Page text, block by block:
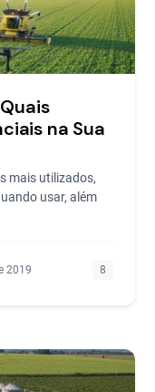
na Sua
mais utilizados,
usar, além
2019 8